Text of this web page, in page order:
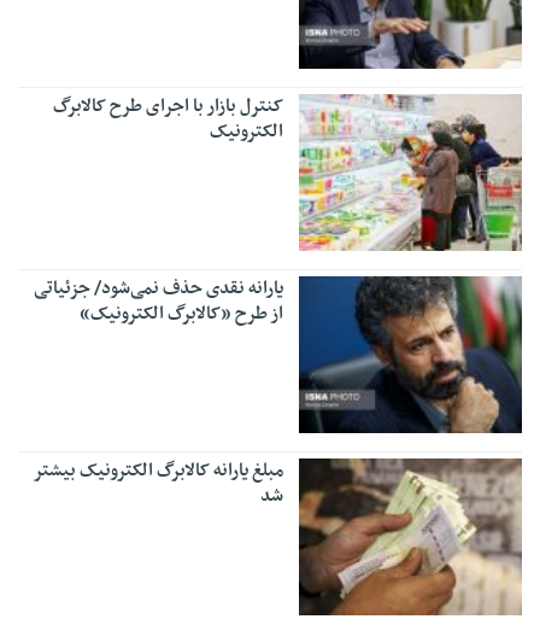
کنترل بازار با اجرای طرح کالابرگ
الکترونیک
یارانه نقدی حذف نمی‌شود/ جزئیاتی
از طرح «کالابرگ الکترونیک»
مبلغ یارانه کالابرگ الکترونیک بیشتر
شد